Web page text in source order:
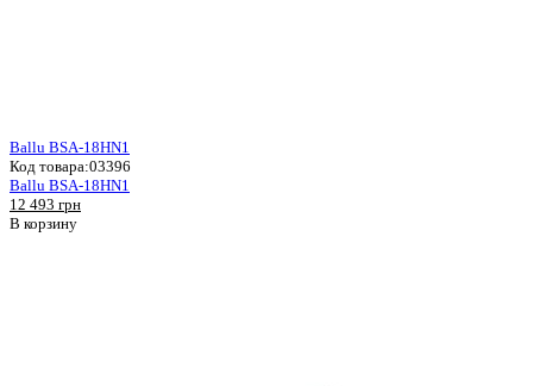
Ballu BSA-18HN1
Код товара:03396
Ballu BSA-18HN1
12 493 грн
В корзину